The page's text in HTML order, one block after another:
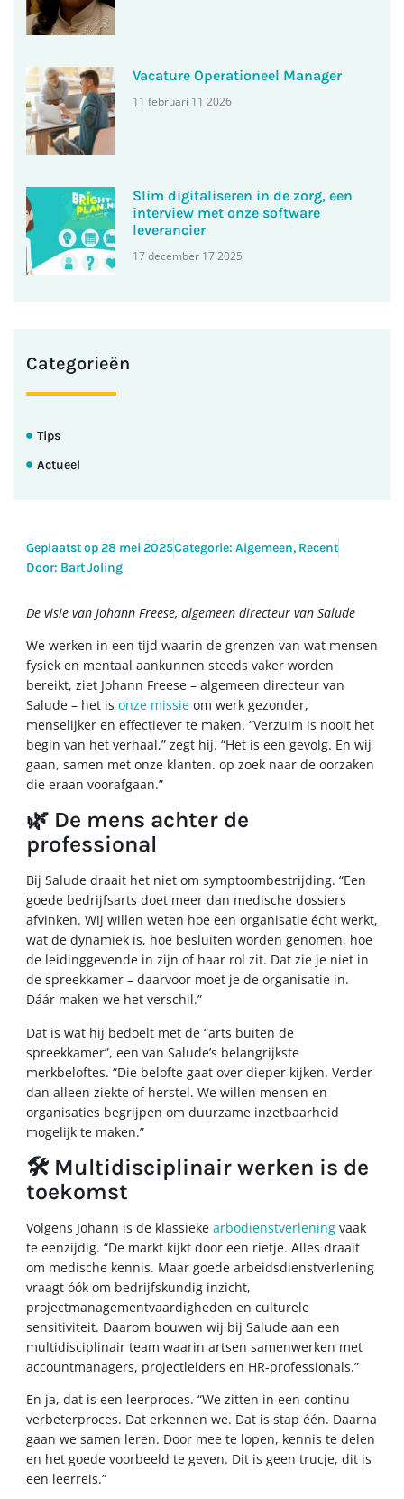
Geplaatst op28 mei 2025Categorie: Algemeen, Recent
Door: Bart Joling
De visie van Johann Freese, algemeen directeur van Salude
We werken in een tijd waarin de grenzen van wat mensen
fysiek en mentaal aankunnen steeds vaker worden
bereikt, ziet Johann Freese – algemeen directeur van
Salude – het is onze missie om werk gezonder,
menselijker en effectiever te maken. “Verzuim is nooit het
begin van het verhaal,” zegt hij. “Het is een gevolg. En wij
gaan, samen met onze klanten. op zoek naar de oorzaken
die eraan voorafgaan.”
🌿 De mens achter de
professional
Bij Salude draait het niet om symptoombestrijding. “Een
goede bedrijfsarts doet meer dan medische dossiers
afvinken. Wij willen weten hoe een organisatie écht werkt,
wat de dynamiek is, hoe besluiten worden genomen, hoe
de leidinggevende in zijn of haar rol zit. Dat zie je niet in
de spreekkamer – daarvoor moet je de organisatie in.
Dáár maken we het verschil.”
Dat is wat hij bedoelt met de “arts buiten de
spreekkamer”, een van Salude’s belangrijkste
merkbeloftes. “Die belofte gaat over dieper kijken. Verder
dan alleen ziekte of herstel. We willen mensen en
organisaties begrijpen om duurzame inzetbaarheid
mogelijk te maken.”
🛠️ Multidisciplinair werken is de
toekomst
Volgens Johann is de klassieke arbodienstverlening vaak
te eenzijdig. “De markt kijkt door een rietje. Alles draait
om medische kennis. Maar goede arbeidsdienstverlening
vraagt óók om bedrijfskundig inzicht,
projectmanagementvaardigheden en culturele
sensitiviteit. Daarom bouwen wij bij Salude aan een
multidisciplinair team waarin artsen samenwerken met
accountmanagers, projectleiders en HR-professionals.”
En ja, dat is een leerproces. “We zitten in een continu
verbeterproces. Dat erkennen we. Dat is stap één. Daarna
gaan we samen leren. Door mee te lopen, kennis te delen
en het goede voorbeeld te geven. Dit is geen trucje, dit is
een leerreis.”
Vacature Operationeel Manager
11 februari 11 2026
Slim digitaliseren in de zorg, een
interview met onze software
leverancier
17 december 17 2025
Categorieën
Tips
Actueel